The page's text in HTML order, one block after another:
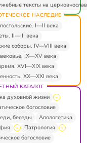
тексты на
НАСЛЕДИЕ
I—II века
II—III века
соборы. IV—VIII века
IX—XV века
XVI—XIX века
XX—XXI века
КАТАЛОГ
духовной жизни
богословие
беседы
Апологетика
Патрология
богословие